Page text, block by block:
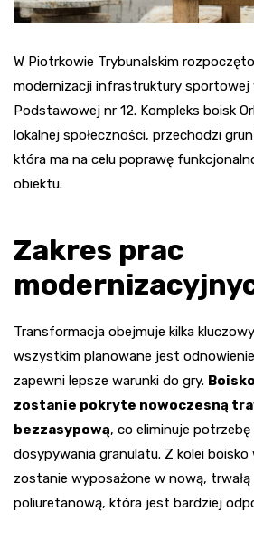
W Piotrkowie Trybunalskim
modernizacji infrastruktury sportowej
Podstawowej nr 12. Kompleks boisk
lokalnej społeczności, przechodzi
która ma na celu poprawę
obiektu.
Zakres prac
Transformacja obejmuje kilka
wszystkim planowane jest
zapewni lepsze warunki do gry.
zostanie pokryte nowoczesną
bezzasypową, co eliminuje
dosypywania granulatu. Z kolei
zostanie wyposażone w nową,
poliuretanową, która jest bardziej